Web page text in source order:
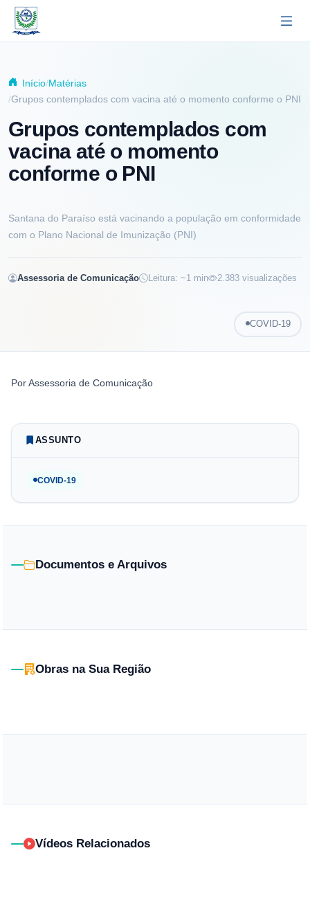
Pular para o conteúdo principal
Início Matérias
Grupos contemplados com vacina até o momento conforme o PNI
Grupos contemplados com
vacina até o momento
conforme o PNI
COVID-19
Santana do Paraíso está vacinando a população em conformidade
com o Plano Nacional de Imunização (PNI)
Assessoria de Comunicação Leitura: ~1 min 2.383 visualizações
PorAssessoria de Comunicação
ASSUNTO
COVID-19
Documentos e Arquivos
Obras na Sua Região
Vídeos Relacionados